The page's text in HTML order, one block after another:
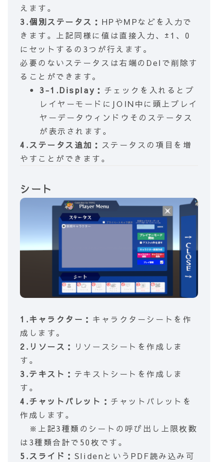
えます。
3.個別ステータス： HPやMPなどを入力で
きます。上記同様に値は直接入力、±1、0
にセットするの3つが行えます。
必要のないステータスは右端のDelで削除す
ることができます。
3-1.Display： チェックを入れるとプ
レイヤーモードにJOIN中に頭上プレイ
ヤーデータウィンドウそのステータス
が表示されます。
4.ステータス追加： ステータスの項目を増
やすことができます。
シート
1.キャラクター： キャラクターシートを作
成します。
2.リソース： リソースシートを作成しま
す。
3.テキスト： テキストシートを作成しま
す。
4.チャットパレット： チャットパレットを
作成します。
※上記3種類のシートの呼び出し上限枚数
は3種類合計で50枚です。
5.スライド： SlidenというPDF読み込み可